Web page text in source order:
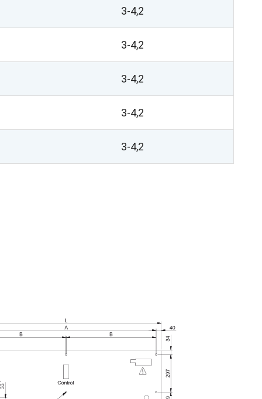
3-4,2
3-4,2
3-4,2
3-4,2
3-4,2